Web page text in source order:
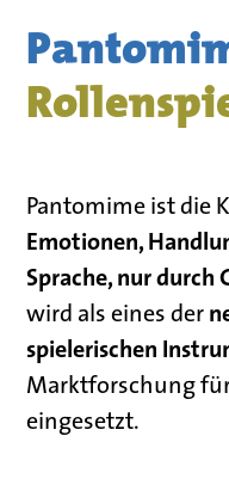
Pantomime ist die
Emotionen,
Sprache, nur
wird als eines der
spielerischen
Marktforschung
eingesetzt.